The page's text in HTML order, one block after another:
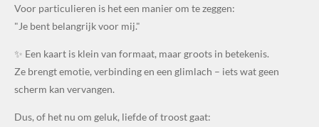
Voor particulieren is het een manier om te zeggen:
"Je bent belangrijk voor mij."
✨ Een kaart is klein van formaat, maar groots in betekenis.
Ze brengt emotie, verbinding en een glimlach – iets wat geen
scherm kan vervangen.
Dus, of het nu om geluk, liefde of troost gaat: